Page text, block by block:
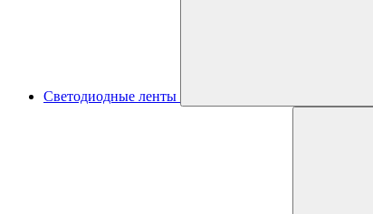
Светодиодные ленты